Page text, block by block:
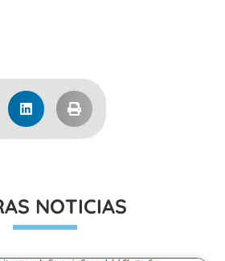
NOTICIAS